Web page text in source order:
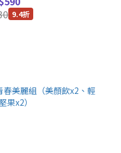
9.4折